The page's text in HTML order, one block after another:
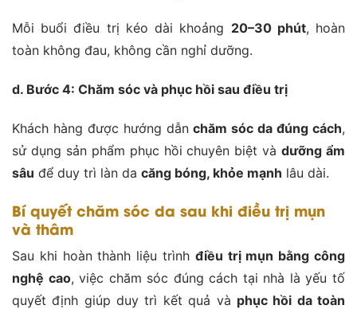
Mỗi buổi điều trị kéo dài khoảng 20–30 phút, hoàn
toàn không đau, không cần nghỉ dưỡng.
d. Bước 4: Chăm sóc và phục hồi sau điều trị
Khách hàng được hướng dẫnchăm sóc da đúng cách,
sử dụng sản phẩm phục hồi chuyên biệt vàdưỡng ẩm
sâu để duy trì làn da căng bóng, khỏe mạnh lâu dài.
Bí quyết chăm sóc da sau khi điều trị mụn
và thâm
Sau khi hoàn thành liệu trình điều trị mụn bằng công
nghệ cao, việc chăm sóc đúng cách tại nhà là yếu tố
quyết định giúp duy trì kết quả và phục hồi da toàn